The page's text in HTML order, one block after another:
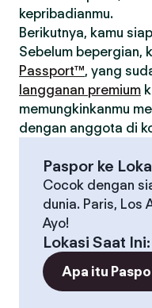
kepribadianmu.
Berikutnya, kamu
Sebelum bepergian,
Passport™, yang
langganan premium
memungkinkanmu
dengan anggota di
Paspor ke
Cocok dengan
dunia. Paris, Los
Ayo!
Lokasi Saat Ini:
Apa itu